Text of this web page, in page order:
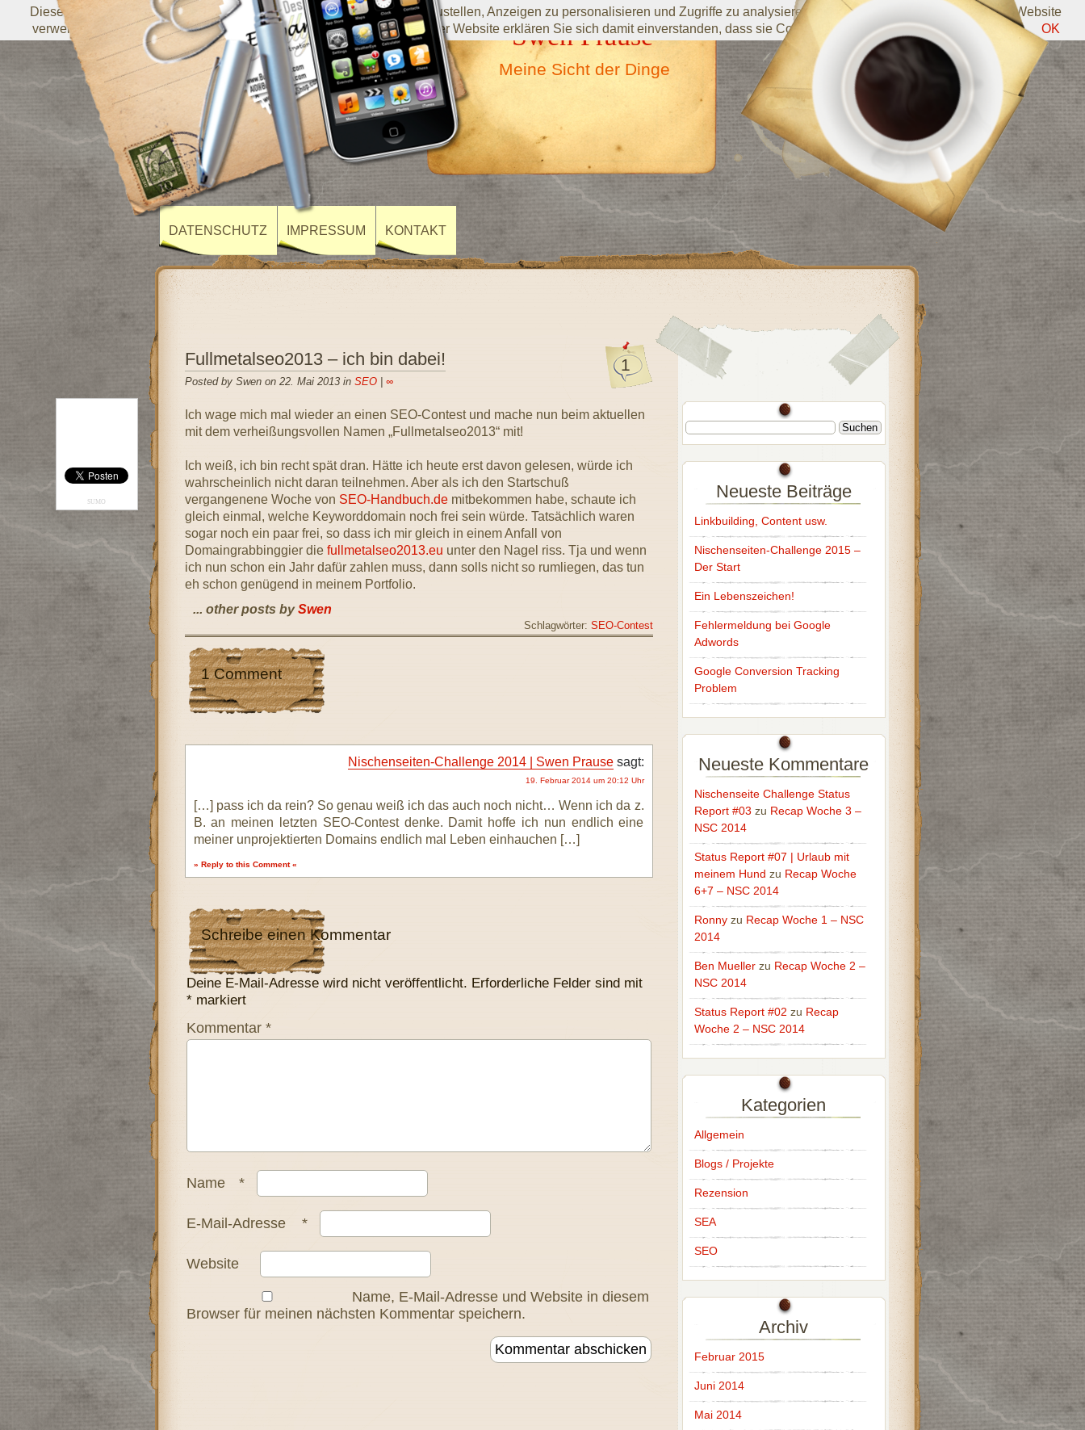
Swen Prause
Meine Sicht der Dinge
DATENSCHUTZ IMPRESSUM KONTAKT
1
Fullmetalseo2013 – ich bin dabei!
Posted by Swen on 22. Mai 2013 in SEO| ∞
SUMO
Ich wage mich mal wieder an einen SEO-Contest und mache nun beim aktuellen
mit dem verheißungsvollen Namen „Fullmetalseo2013“ mit!
Ich weiß, ich bin recht spät dran. Hätte ich heute erst davon gelesen, würde ich
wahrscheinlich nicht daran teilnehmen. Aber als ich den Startschuß
vergangenene Woche von SEO-Handbuch.demitbekommen habe, schaute ich
gleich einmal, welche Keyworddomain noch frei sein würde. Tatsächlich waren
sogar noch ein paar frei, so dass ich mir gleich in einem Anfall von
Domaingrabbinggier die fullmetalseo2013.eu unter den Nagel riss. Tja und wenn
ich nun schon ein Jahr dafür zahlen muss, dann solls nicht so rumliegen, das tun
eh schon genügend in meinem Portfolio.
... other posts bySwen
Schlagwörter: SEO-Contest
1 Comment
Nischenseiten-Challenge 2014 | Swen Prause sagt:
19. Februar 2014 um 20:12 Uhr
[…] pass ich da rein? So genau weiß ich das auch noch nicht… Wenn ich da z.
B. an meinen letzten SEO-Contest denke. Damit hoffe ich nun endlich eine
meiner unprojektierten Domains endlich mal Leben einhauchen […]
» Reply to this Comment «
Schreibe einen Kommentar
Deine E-Mail-Adresse wird nicht veröffentlicht. Erforderliche Felder sind mit
*markiert
Kommentar *
Name *
E-Mail-Adresse *
Website
Name, E-Mail-Adresse und Website in diesem
Browser für meinen nächsten Kommentar speichern.
Neueste Beiträge
Linkbuilding, Content usw.
Nischenseiten-Challenge 2015 –
Der Start
Ein Lebenszeichen!
Fehlermeldung bei Google
Adwords
Google Conversion Tracking
Problem
Neueste Kommentare
Nischenseite Challenge Status
Report #03 zu Recap Woche 3 –
NSC 2014
Status Report #07 | Urlaub mit
meinem Hund zu Recap Woche
6+7 – NSC 2014
Ronnyzu Recap Woche 1 – NSC
2014
Ben Muellerzu Recap Woche 2 –
NSC 2014
Status Report #02 zu Recap
Woche 2 – NSC 2014
Kategorien
Allgemein
Blogs / Projekte
Rezension
SEA
SEO
Archiv
Februar 2015
Juni 2014
Mai 2014
Diese Website verwendet Cookies von Google, um ihre Dienste bereitzustellen, Anzeigen zu personalisieren und Zugriffe zu analysieren. Informationen darüber, wie Sie die Website
verwenden, werden an Google weitergegeben. Durch die Nutzung dieser Website erklären Sie sich damit einverstanden, dass sie Cookies verwendet.
Weitere Informationen OK